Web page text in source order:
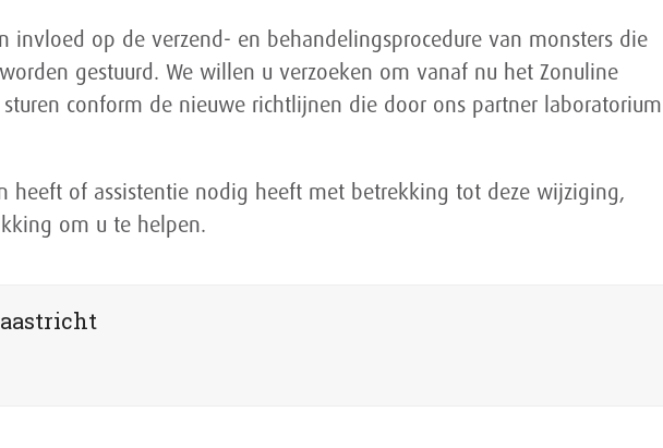
invloed op de verzend- en behandelingsprocedure van monsters die
gestuurd. We willen u verzoeken om vanaf nu het Zonuline
conform de nieuwe richtlijnen die door ons partner laboratorium
heeft of assistentie nodig heeft met betrekking tot deze wijziging,
om u te helpen.